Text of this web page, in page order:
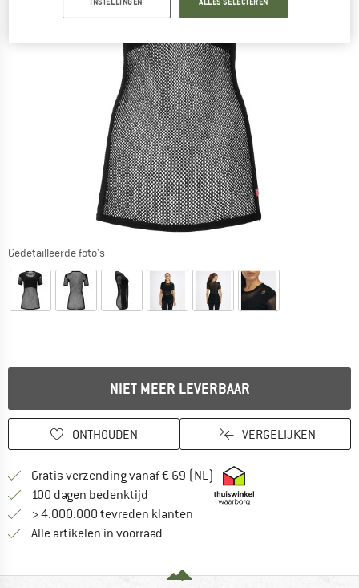
Gedetailleerde foto's
NIET MEER LEVERBAAR
ONTHOUDEN VERGELIJKEN
Gratis verzending vanaf € 69 (NL) Vind hier de
100 dagen bedenktijd Vind de betalingsinformatie hier!
> 4.000.000 tevreden klanten
Alle artikelen in voorraad